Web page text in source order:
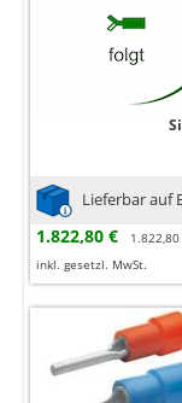
Lieferbar auf
1.822,80 €
inkl. gesetzl. MwSt.